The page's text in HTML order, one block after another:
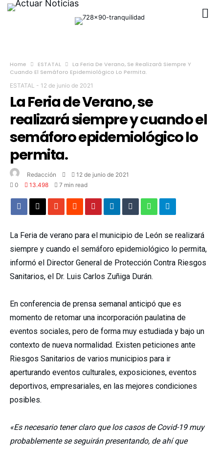
Home ESTATAL
La Feria De Verano, Se Realizará Siempre Y
Cuando El Semáforo Epidemiológico Lo Permita.
ESTATAL - 12 de junio de 2021
La Feria de Verano, se
realizará siempre y cuando el
semáforo epidemiológico lo
permita.
Redacción
12 de junio de 2021
0
13.498 7 min read
La Feria de verano para el municipio de León se realizará
siempre y cuando el semáforo epidemiológico lo permita,
informó el Director General de Protección Contra Riesgos
Sanitarios, el Dr. Luis Carlos Zuñiga Durán.
En conferencia de prensa semanal anticipó que es
momento de retomar una incorporación paulatina de
eventos sociales, pero de forma muy estudiada y bajo un
contexto de nueva normalidad. Existen peticiones ante
Riesgos Sanitarios de varios municipios para ir
aperturando eventos culturales, exposiciones, eventos
deportivos, empresariales, en las mejores condiciones
posibles.
«Es necesario tener claro que los casos de Covid-19 muy
probablemente se seguirán presentando, de ahí que